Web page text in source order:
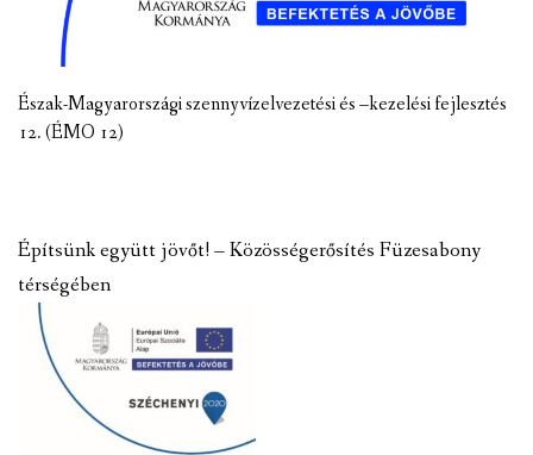
Észak-Magyarországi szennyvízelvezetési és –kezelési fejlesztés
12. (ÉMO 12)
Építsünk együtt jövőt! – Közösségerősítés Füzesabony
térségében